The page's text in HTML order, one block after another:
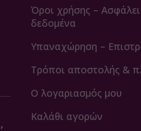
Όροι χρήσης –
δεδομένα
Υπαναχώρηση –
Τρόποι αποστολής &
Ο λογαριασμός μου
Καλάθι αγορών